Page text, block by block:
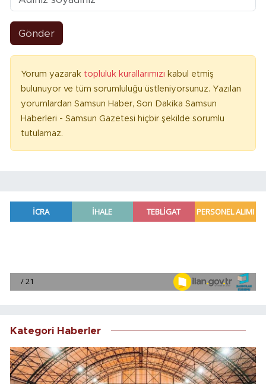
Gönder
Yorum yazarak topluluk kurallarımızı kabul etmiş
bulunuyor ve tüm sorumluluğu üstleniyorsunuz. Yazılan
yorumlardan Samsun Haber, Son Dakika Samsun
Haberleri - Samsun Gazetesi hiçbir şekilde sorumlu
tutulamaz.
Kategori Haberler